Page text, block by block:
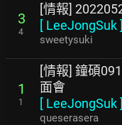
3
4
[情報]
[ LeeJongSuk]
sweetysuki
1
1
[情報] 鐘碩
面會
[ LeeJongSuk]
queserasera